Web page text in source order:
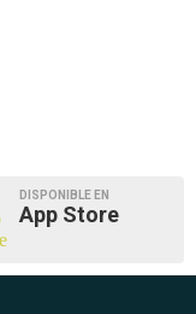
DISPONIBLE EN
App Store